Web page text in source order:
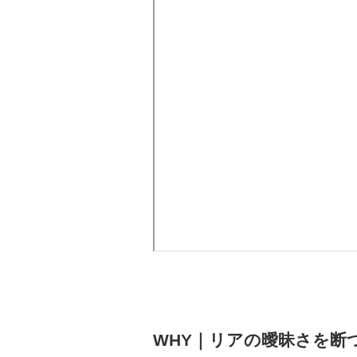
WHY｜リアの曖昧さを断